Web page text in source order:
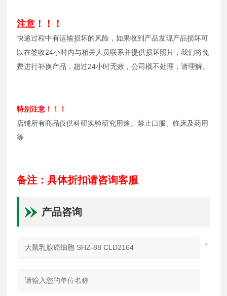
注意！！！
快递过程中有运输损坏的风险，如果收到产品发现产品损坏可
以在签收24小时内与相关人员联系并提供损坏照片，我们将免
费进行补换产品，超过24小时无效，公司概不处理，请理解。
特别注意！！！
店铺所有商品仅供科研实验研究用途。禁止口服、临床及药用
等
备注：具体折扣请咨询客服
产品咨询